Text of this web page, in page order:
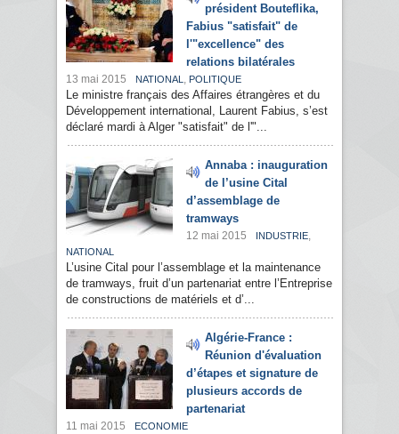
président Bouteflika,
Fabius "satisfait" de
l'"excellence" des
relations bilatérales
13 mai 2015 NATIONAL , POLITIQUE
Le ministre français des Affaires étrangères et du
Développement international, Laurent Fabius, s’est
déclaré mardi à Alger "satisfait" de l'"...
Annaba : inauguration
de l’usine Cital
d’assemblage de
tramways
12 mai 2015 INDUSTRIE,
NATIONAL
L’usine Cital pour l’assemblage et la maintenance
de tramways, fruit d’un partenariat entre l’Entreprise
de constructions de matériels et d’...
Algérie-France :
Réunion d'évaluation
d’étapes et signature de
plusieurs accords de
partenariat
11 mai 2015 ECONOMIE